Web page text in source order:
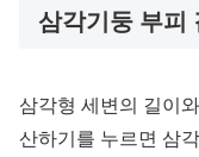
삼각기둥 부피
삼각형 세변의 길이
산하기를 누르면 삼